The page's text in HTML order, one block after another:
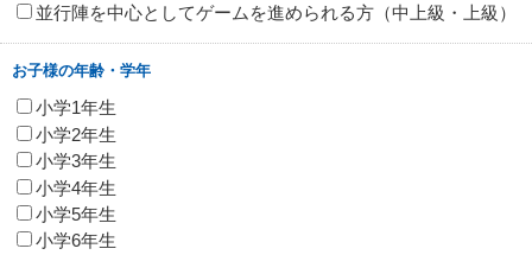
並行陣を中心としてゲームを進められる方（中上級・上級）
お子様の年齢・学年
小学1年生
小学2年生
小学3年生
小学4年生
小学5年生
小学6年生